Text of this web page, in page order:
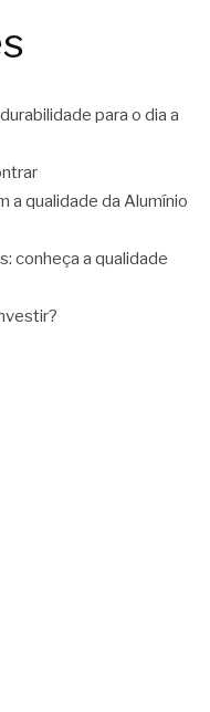
para o dia a
a qualidade da Alumínio
conheça a qualidade